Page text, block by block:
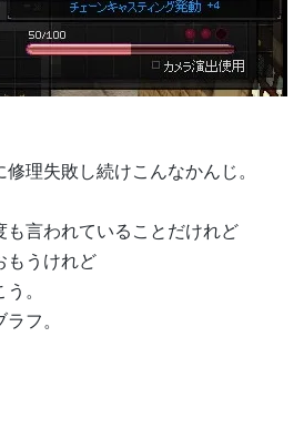
理失敗し続けこんなかんじ。
も言われていることだけれど
もうけれど
。
フ。